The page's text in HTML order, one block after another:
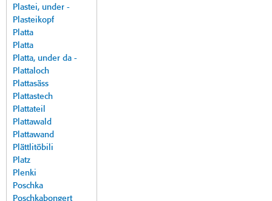
Plastei, under -
Plasteikopf
Platta
Platta
Platta, under da -
Plattaloch
Plattasäss
Plattastech
Plattateil
Plattawald
Plattawand
Plättlitöbili
Platz
Plenki
Poschka
Poschkabongert